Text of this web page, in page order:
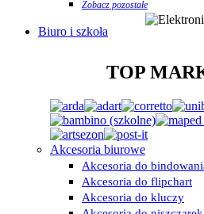
Zobacz pozostałe
Biuro i szkoła
TOP
Akcesoria biurowe
Akcesoria do
Akcesoria do flipchart
Akcesoria do kluczy